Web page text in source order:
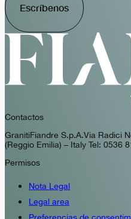
Escríbenos
Contactos
GranitiFiandre S.p.A. Via Radici
(Reggio Emilia) – Italy Tel: 0536
Permisos
Nota Legal
Legal area
Preferencias de